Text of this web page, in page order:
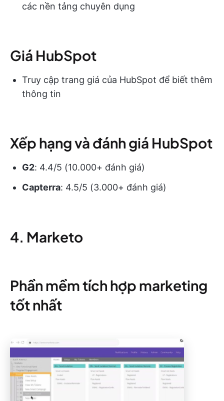
các nền tảng chuyên dụng
Giá HubSpot
Truy cập trang giá của HubSpot để biết thêm
thông tin
Xếp hạng và đánh giá HubSpot
G2: 4.4/5 (10.000+ đánh giá)
Capterra: 4.5/5 (3.000+ đánh giá)
4. Marketo
Phần mềm tích hợp marketing
tốt nhất